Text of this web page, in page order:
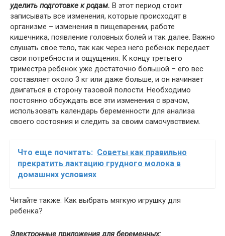
уделить подготовке к родам. В этот период стоит
записывать все изменения, которые происходят в
организме – изменения в пищеварении, работе
кишечника, появление головных болей и так далее. Важно
слушать свое тело, так как через него ребенок передает
свои потребности и ощущения. К концу третьего
триместра ребенок уже достаточно большой – его вес
составляет около 3 кг или даже больше, и он начинает
двигаться в сторону тазовой полости. Необходимо
постоянно обсуждать все эти изменения с врачом,
использовать календарь беременности для анализа
своего состояния и следить за своим самочувствием.
Что еще почитать: Советы как правильно
прекратить лактацию грудного молока в
домашних условиях
Читайте также: Как выбрать мягкую игрушку для
ребенка?
Электронные приложения для беременных: